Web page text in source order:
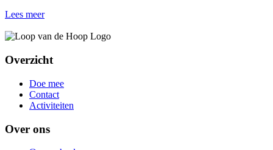
Lees meer
Overzicht
Doe mee
Contact
Activiteiten
Over ons